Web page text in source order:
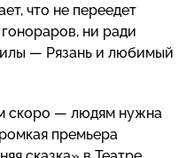
что не переедет
ни ради
— Рязань и любимый
скоро — людям нужна
премьера